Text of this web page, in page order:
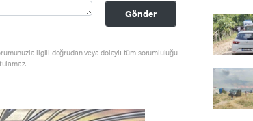
Gönder
ilgili doğrudan veya dolaylı tüm sorumluluğu